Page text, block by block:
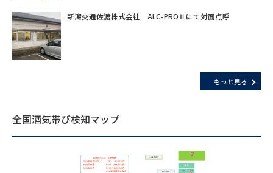
新潟交通佐渡株式会社 ALC-PROⅡにて対面点呼
もっと見る
全国酒気帯び検知マップ